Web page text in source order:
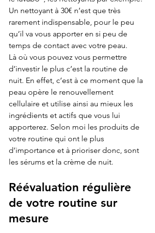
Un nettoyant à 30€ n’est que très
rarement indispensable, pour le peu
qu’il va vous apporter en si peu de
temps de contact avec votre peau.
Là où vous pouvez vous permettre
d’investir le plus c’est la routine de
nuit. En effet, c’est à ce moment que la
peau opère le renouvellement
cellulaire et utilise ainsi au mieux les
ingrédients et actifs que vous lui
apporterez. Selon moi les produits de
votre routine qui ont le plus
d’importance et à prioriser donc, sont
les sérums et la crème de nuit.
Réévaluation régulière
de votre routine sur
mesure